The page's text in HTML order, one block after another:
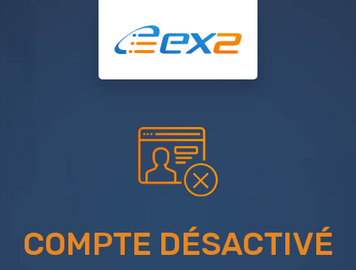
COMPTE DÉSACTIVÉ